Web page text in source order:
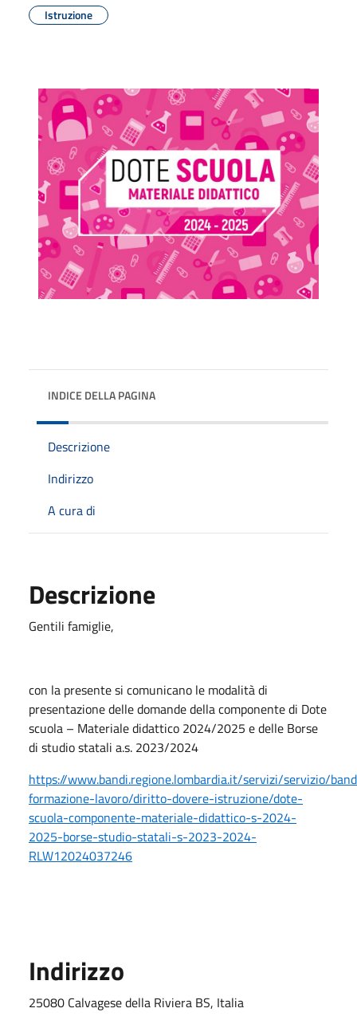
Istruzione
INDICE DELLA PAGINA
Descrizione
Indirizzo
A cura di
Descrizione
Gentili famiglie,
con la presente si comunicano le modalità di
presentazione delle domande della componente di Dote
scuola – Materiale didattico 2024/2025 e delle Borse
di studio statali a.s. 2023/2024
https://www.bandi.regione.lombardia.it/servizi/servizio/
formazione-lavoro/diritto-dovere-istruzione/dote-
scuola-componente-materiale-didattico-s-2024-
2025-borse-studio-statali-s-2023-2024-
RLW12024037246
Indirizzo
25080 Calvagese della Riviera BS, Italia